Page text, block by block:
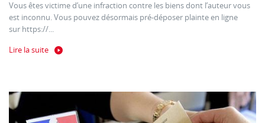
Vous êtes victime d’une infraction contre les biens dont l’auteur vous
est inconnu. Vous pouvez désormais pré-déposer plainte en ligne
sur https://...
Lire la suite